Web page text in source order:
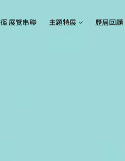
展覽串聯 主題特展 歷屆回顧